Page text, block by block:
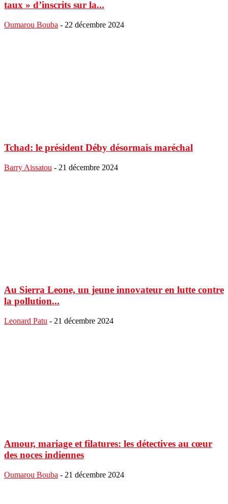
taux » d’inscrits sur la...
Oumarou Bouba - 22 décembre 2024
Tchad: le président Déby désormais maréchal
Barry Aissatou - 21 décembre 2024
Au Sierra Leone, un jeune innovateur en lutte contre
la pollution...
Leonard Patu - 21 décembre 2024
Amour, mariage et filatures: les détectives au cœur
des noces indiennes
Oumarou Bouba - 21 décembre 2024